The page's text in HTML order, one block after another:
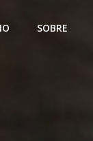
SOBRE